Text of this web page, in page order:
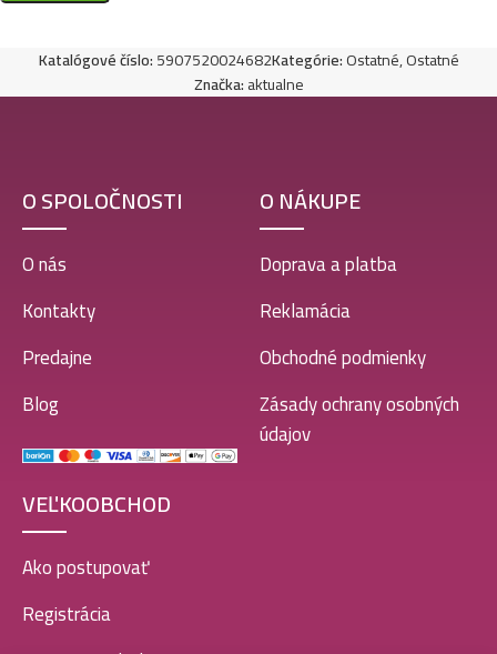
Katalógové číslo:5907520024682Kategórie:Ostatné,Ostatné
Značka:aktualne
O SPOLOČNOSTI
O nás
Kontakty
Predajne
Blog
O NÁKUPE
Doprava a platba
Reklamácia
Obchodné podmienky
Zásady ochrany osobných
údajov
VEĽKOOBCHOD
Ako postupovať
Registrácia